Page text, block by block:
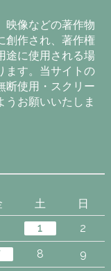
映像などの著作物
創作され、著作権
途に使用される場
ます。当サイトの
断使用・スクリー
うお願いいたしま
土
日
1
2
8
9